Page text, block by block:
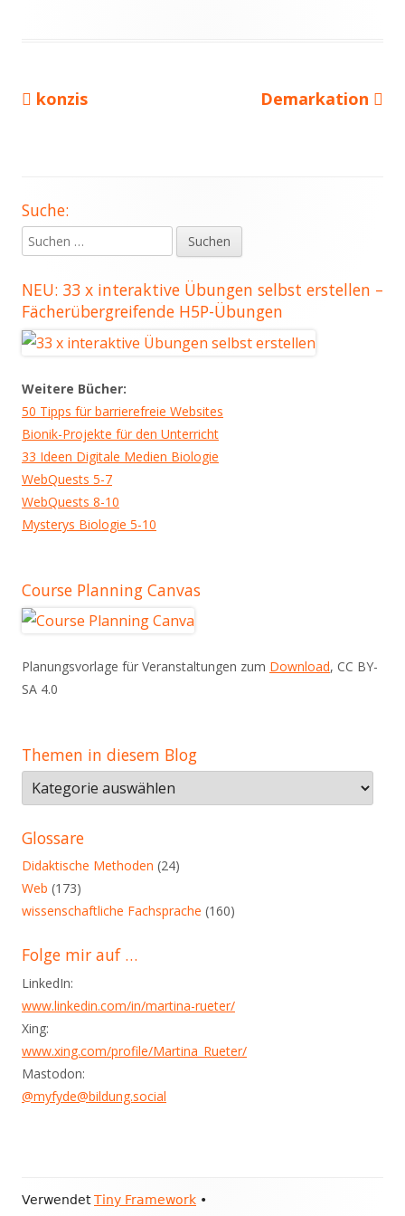
Beitragsnavigation
Vorheriger
konzis
Nächster
Demarkation
Haupt-
Seitenleiste
Suche:
Suchen
nach:
NEU: 33 x interaktive Übungen selbst erstellen –
Fächerübergreifende H5P-Übungen
Weitere Bücher:
50 Tipps für barrierefreie Websites
Bionik-Projekte für den Unterricht
33 Ideen Digitale Medien Biologie
WebQuests 5-7
WebQuests 8-10
Mysterys Biologie 5-10
Course Planning Canvas
Planungsvorlage für Veranstaltungen zum Download, CC BY-
SA 4.0
Themen in diesem Blog
Themen
in
diesem
Blog
Glossare
Didaktische Methoden (24)
Web (173)
wissenschaftliche Fachsprache (160)
Folge mir auf …
LinkedIn:
www.linkedin.com/in/martina-rueter/
Xing:
www.xing.com/profile/Martina_Rueter/
Mastodon:
@myfyde@bildung.social
Footer
VerwendetTiny Framework •